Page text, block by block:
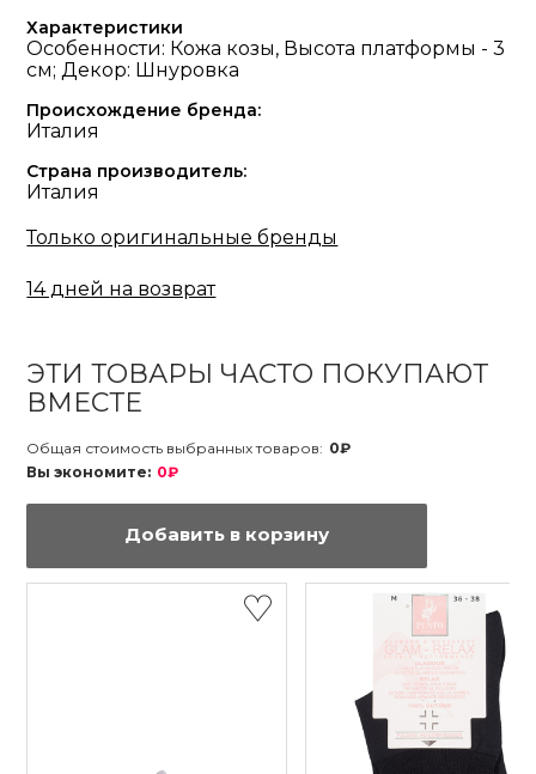
Характеристики
Особенности: Кожа козы, Высота платформы - 3
см; Декор: Шнуровка
Происхождение бренда:
Италия
Страна производитель:
Италия
Только оригинальные бренды
14 дней на возврат
ЭТИ ТОВАРЫ ЧАСТО ПОКУПАЮТ
ВМЕСТЕ
Общая стоимость выбранных товаров: 0₽
Вы экономите: 0₽
Добавить в корзину